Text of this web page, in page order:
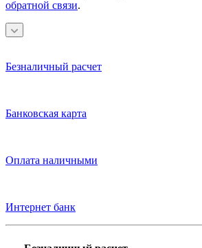
обратной связи.
Безналичный расчет
Банковская карта
Оплата наличными
Интернет банк